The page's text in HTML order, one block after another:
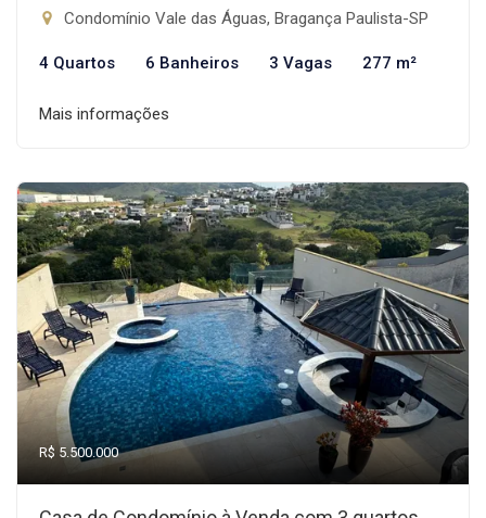
Condomínio Vale das Águas, Bragança Paulista-SP
4 Quartos 6 Banheiros 3 Vagas 277 m²
Mais informações
R$ 5.500.000